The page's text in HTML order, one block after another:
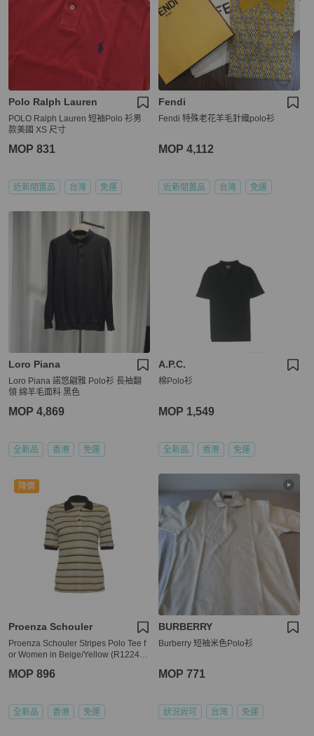
Polo Ralph Lauren
POLO Ralph Lauren 短袖Polo 衫男
款美國 XS 尺寸
MOP 831
近新閒置品 台灣 免運
Fendi
Fendi 特殊老花羊毛針織polo衫
MOP 4,112
近新閒置品 台灣 免運
Loro Piana
Loro Piana 諾悠翩雅 Polo衫 長袖翻
領 綿羊毛面料 黑色
MOP 4,869
全新品 香港 免運
A.P.C.
棉Polo衫
MOP 1,549
全新品 香港 免運
降價
Proenza Schouler
Proenza Schouler Stripes Polo Tee f
or Women in Beige/Yellow (R122415
MOP 896
全新品 香港 免運
BURBERRY
Burberry 短袖米色Polo衫
MOP 771
狀況尚可 台灣 免運